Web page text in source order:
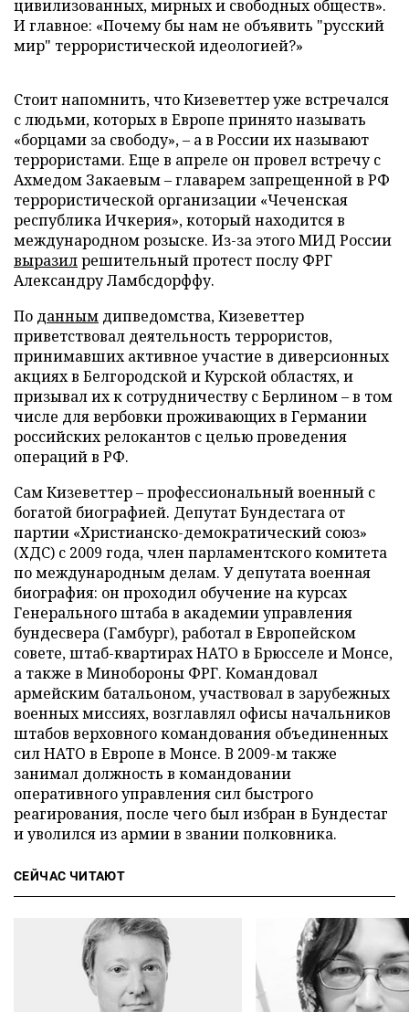
цивилизованных, мирных и свободных обществ».
И главное: «Почему бы нам не объявить "русский
мир" террористической идеологией?»
Стоит напомнить, что Кизеветтер уже встречался
с людьми, которых в Европе принято называть
«борцами за свободу», – а в России их называют
террористами. Еще в апреле он провел встречу с
Ахмедом Закаевым – главарем запрещенной в РФ
террористической организации «Чеченская
республика Ичкерия», который находится в
международном розыске. Из-за этого МИД России
выразилрешительный протест послу ФРГ
Александру Ламбсдорффу.
По данным дипведомства, Кизеветтер
приветствовал деятельность террористов,
принимавших активное участие в диверсионных
акциях в Белгородской и Курской областях, и
призывал их к сотрудничеству с Берлином – в том
числе для вербовки проживающих в Германии
российских релокантов с целью проведения
операций в РФ.
Сам Кизеветтер – профессиональный военный с
богатой биографией. Депутат Бундестага от
партии «Христианско-демократический союз»
(ХДС) с 2009 года, член парламентского комитета
по международным делам. У депутата военная
биография: он проходил обучение на курсах
Генерального штаба в академии управления
бундесвера (Гамбург), работал в Европейском
совете, штаб-квартирах НАТО в Брюсселе и Монсе,
а также в Минобороны ФРГ. Командовал
армейским батальоном, участвовал в зарубежных
военных миссиях, возглавлял офисы начальников
штабов верховного командования объединенных
сил НАТО в Европе в Монсе. В 2009-м также
занимал должность в командовании
оперативного управления сил быстрого
реагирования, после чего был избран в Бундестаг
и уволился из армии в звании полковника.
СЕЙЧАС ЧИТАЮТ